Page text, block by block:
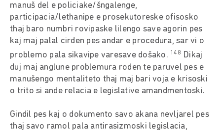
manuš del e policiake/šngalenge,
participacia/lethanipe e prosekutoreske ofisosko
thaj baro numbri rovipaske lilengo save agorin pes
kaj maj palal cirden pes andar e procedura, sar vi o
problemo pala sikavipe varesave došako. 148 Dikaj
duj maj anglune problemura roden te paruvel pes e
manušengo mentaliteto thaj maj bari voja e krisoski
o trito si ande relacia e legislative amandmentoski.
Gindil pes kaj o dokumento savo akana nevljarel pes
thaj savo ramol pala antirasizmoski legislacia,